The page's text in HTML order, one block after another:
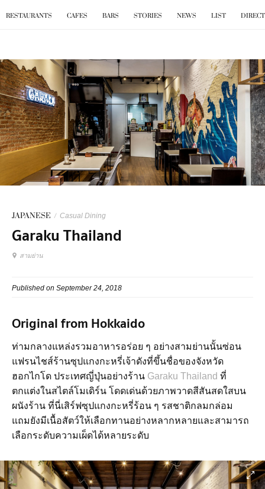
BKK .EAT
RESTAURANTS CAFES BARS STORIES NEWS LIST
JAPANESE / Casual Dining
Garaku Thailand
สามย่าน
Published on September 24, 2018
Original from Hokkaido
ท่ามกลางแหล่งรวมอาหารอร่อย ๆ อย่างสามย่านนั้นซ่อน
แฟรนไชส์ร้านซุปแกงกะหรี่เจ้าดังที่ขึ้นชื่อของจังหวัด
ฮอกไกโด ประเทศญี่ปุ่นอย่างร้าน Garaku Thailand ที่
ตกแต่งในสไตล์โมเดิร์น โดดเด่นด้วยภาพวาดสีสันสดใสบน
ผนังร้าน ที่นี่เสิร์ฟซุปแกงกะหรี่ร้อน ๆ รสชาติกลมกล่อม
แถมยังมีเนื้อสัตว์ให้เลือกทานอย่างหลากหลายและสามารถ
เลือกระดับความเผ็ดได้หลายระดับ